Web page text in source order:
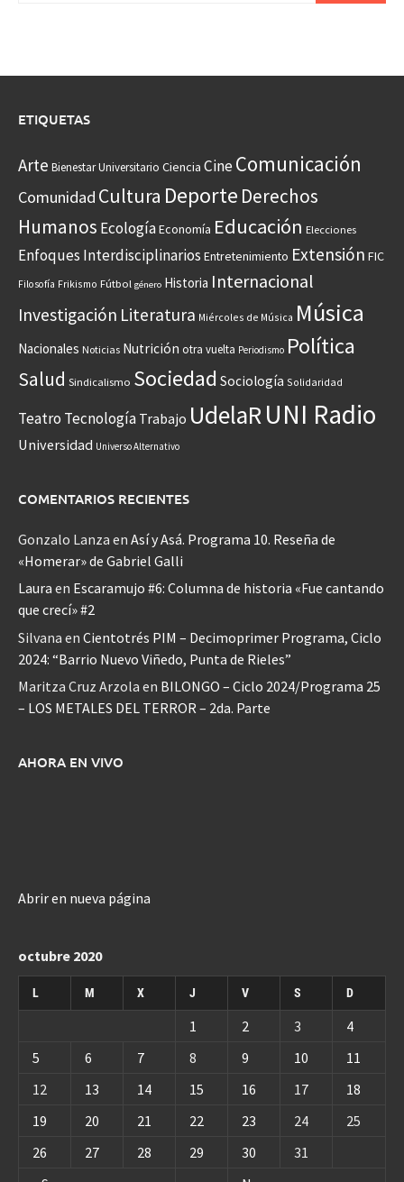
ETIQUETAS
Arte Bienestar Universitario Ciencia CineComunicación
Comunidad Cultura Deporte Derechos
Humanos EcologíaEconomía Educación Elecciones
Enfoques Interdisciplinarios Entretenimiento Extensión FIC
Filosofía Frikismo Fútbol género Historia Internacional
Investigación Literatura Miércoles de Música Música
Nacionales Noticias Nutrición otra vuelta Periodismo Política
Salud Sindicalismo Sociedad Sociología Solidaridad
Teatro Tecnología Trabajo UdelaR UNI Radio
Universidad Universo Alternativo
COMENTARIOS RECIENTES
Gonzalo Lanza en Así y Asá. Programa 10. Reseña de
«Homerar» de Gabriel Galli
Laura en Escaramujo #6: Columna de historia «Fue cantando
que crecí» #2
Silvana en Cientotrés PIM – Decimoprimer Programa, Ciclo
2024: “Barrio Nuevo Viñedo, Punta de Rieles”
Maritza Cruz Arzola en BILONGO – Ciclo 2024/Programa 25
– LOS METALES DEL TERROR – 2da. Parte
AHORA EN VIVO
Abrir en nueva página
octubre 2020
L M X J V S D
1 2 3
4
5
6 7 8 9 10
11
12
13 14 15 16 17
18
19
20 21 22 23 24
25
26
27 28 29 30 31